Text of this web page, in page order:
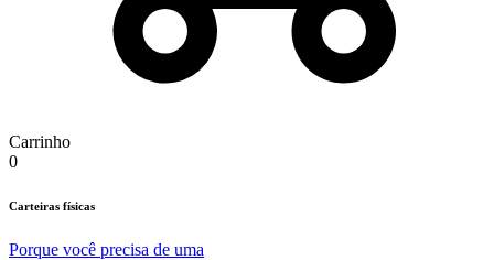
Carrinho
0
Carteiras físicas
Porque você precisa de uma